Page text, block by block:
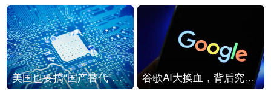
美国也要搞“国产替代”？先算清三笔账 谷歌AI大换血，背后究竟发生了什么？